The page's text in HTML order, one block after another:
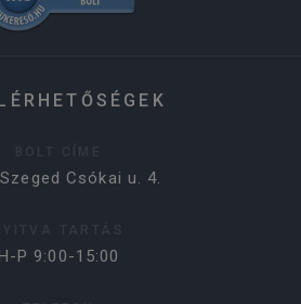
Csókai u. 4.
H-P 9:00-15:00